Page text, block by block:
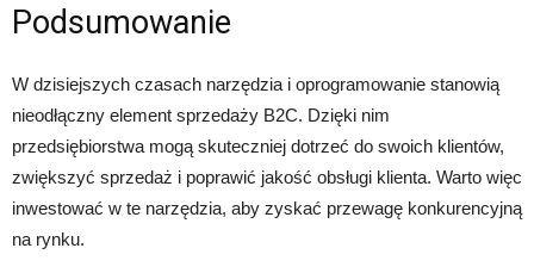
Podsumowanie
W dzisiejszych czasach narzędzia i oprogramowanie stanowią
nieodłączny element sprzedaży B2C. Dzięki nim
przedsiębiorstwa mogą skuteczniej dotrzeć do swoich klientów,
zwiększyć sprzedaż i poprawić jakość obsługi klienta. Warto więc
inwestować w te narzędzia, aby zyskać przewagę konkurencyjną
na rynku.